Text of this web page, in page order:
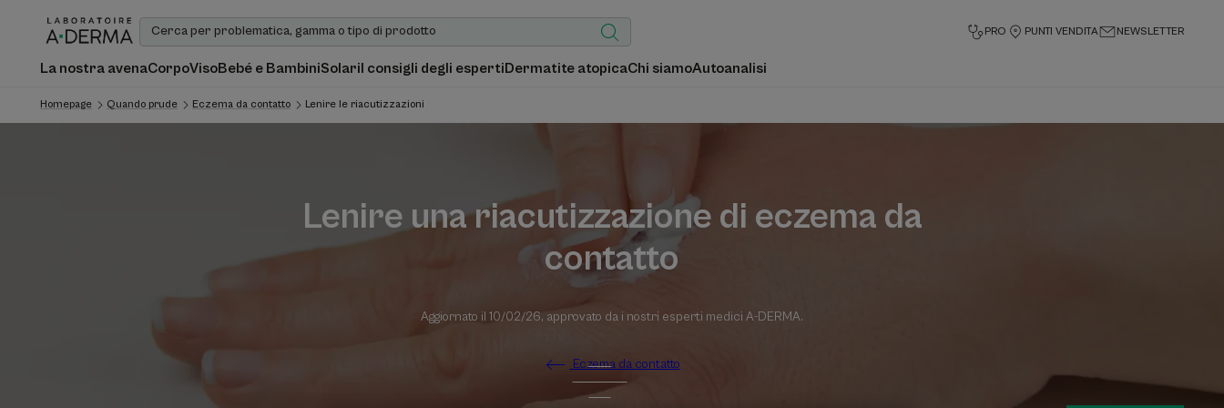
PRO PUNTI VENDITA NEWSLETTER
La nostra avenaCorpoVisoBebé e BambiniSolariI consigli degli espertiDermatite atopicaChi siamoAutoanalisi
Homepage Quando prude Eczema da contatto Lenire le riacutizzazioni
Lenire una riacutizzazione di eczema da
contatto
Aggiornato il 10/02/26, approvato da i nostri esperti medici A-DERMA.
Eczema da contatto